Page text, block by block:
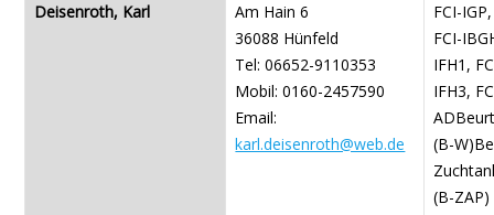
Deisenroth, Karl
Am Hain 6
36088 Hünfeld
Tel: 06652-9110353
Mobil: 0160-2457590
Email:
karl.deisenroth@web.de
FCI-
FCI-
IFH1,
IFH3,
(B-
(B-ZAP)